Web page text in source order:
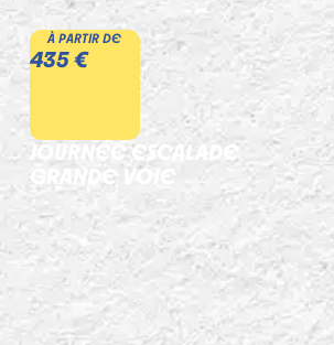
À PARTIR DE
435 €
JOURNÉE ESCALADE
GRANDE VOIE